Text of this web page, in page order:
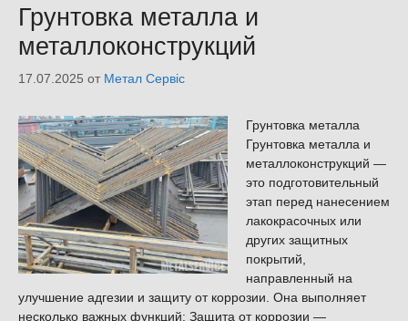
Грунтовка металла и
металлоконструкций
17.07.2025 от Метал Сервіс
Грунтовка металла
Грунтовка металла и
металлоконструкций —
это подготовительный
этап перед нанесением
лакокрасочных или
других защитных
покрытий,
направленный на
улучшение адгезии и защиту от коррозии. Она выполняет
несколько важных функций: Защита от коррозии —